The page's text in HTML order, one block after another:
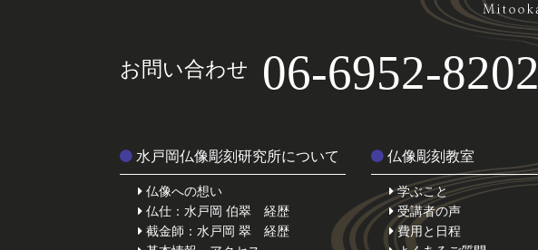
お問い合わせ 06-6952-8202
水戸岡仏像彫刻研究所について
仏像への想い
仏仕：水戸岡 伯翠 経歴
截金師：水戸岡 翠 経歴
仏像彫刻教室
学ぶこと
受講者の声
費用と日程